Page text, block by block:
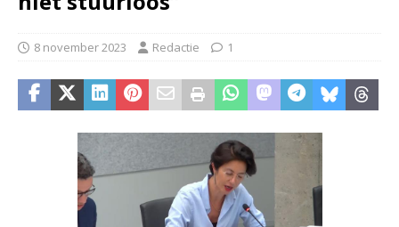
8 november 2023 Redactie 1